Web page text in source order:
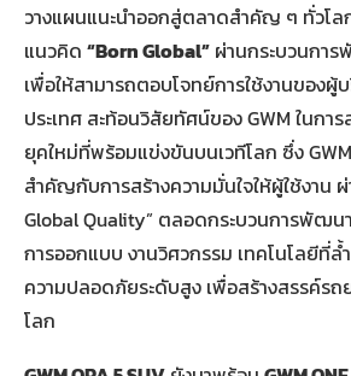
วางแผนแนะนำออกสู่ตลาดสำคัญ ๆ ทั่วโ
แนวคิด “Born Global” ผ่านกระบวนกา
เพื่อให้สามารถตอบโจทย์การใช้งานของผู้
ประเทศ สะท้อนวิสัยทัศน์ของ GWM ในกา
ยุคใหม่ที่พร้อมแข่งขันบนเวทีโลก ซึ่ง
สำคัญกับการสร้างความมั่นใจให้ผู้ใช้งาน ผ่
Global Quality” ตลอดกระบวนการพัฒน
การออกแบบ งานวิศวกรรม เทคโนโลยีที่ล้
ความปลอดภัยระดับสูง เพื่อสร้างสรรค์ร
โลก